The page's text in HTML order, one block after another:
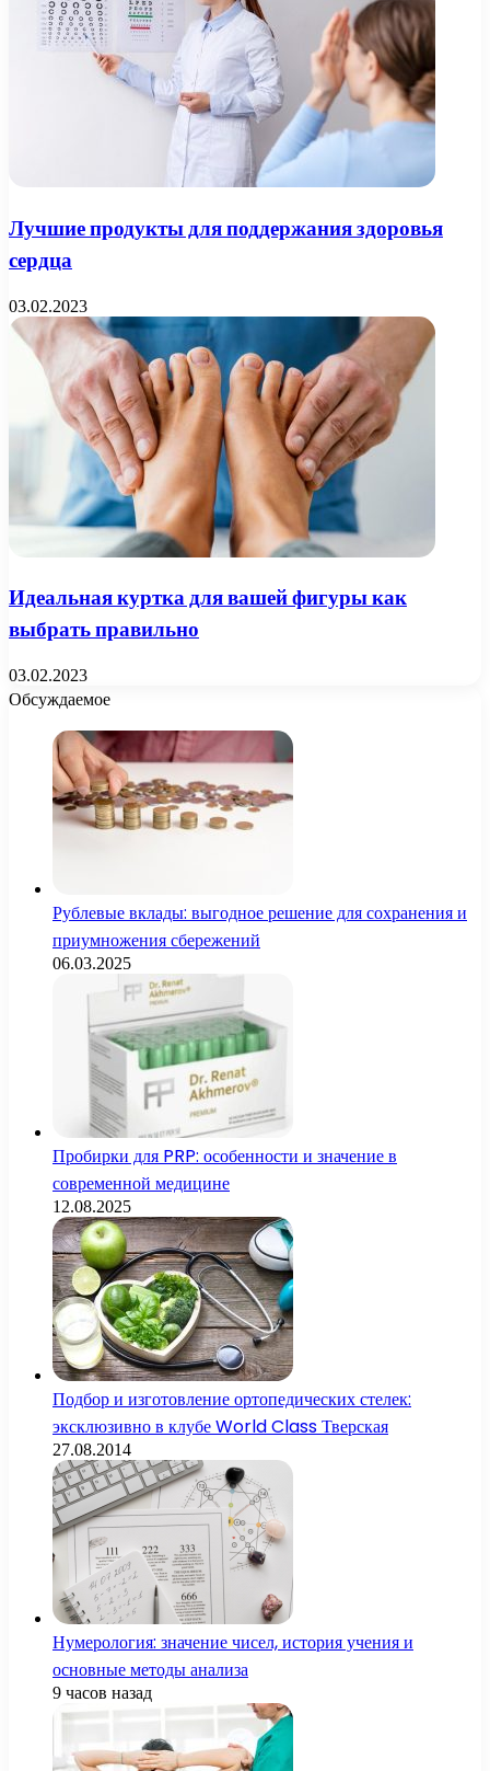
Лучшие продукты для поддержания здоровья
сердца
03.02.2023
Идеальная куртка для вашей фигуры как
выбрать правильно
03.02.2023
Обсуждаемое
Рублевые вклады: выгодное решение для сохранения и
приумножения сбережений
06.03.2025
Пробирки для PRP: особенности и значение в
современной медицине
12.08.2025
Подбор и изготовление ортопедических стелек:
эксклюзивно в клубе World Class Тверская
27.08.2014
Нумерология: значение чисел, история учения и
основные методы анализа
9 часов назад